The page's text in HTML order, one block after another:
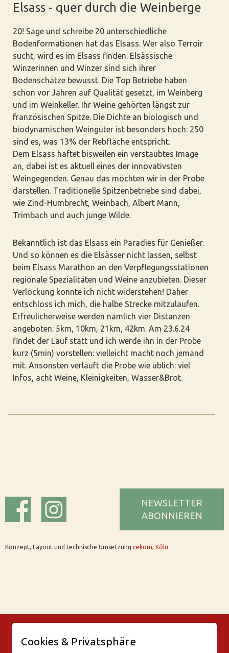
Elsass - quer durch die Weinberge
20! Sage und schreibe 20 unterschiedliche
Bodenformationen hat das Elsass. Wer also Terroir
sucht, wird es im Elsass finden. Elsässische
Winzerinnen und Winzer sind sich ihrer
Bodenschätze bewusst. Die Top Betriebe haben
schon vor Jahren auf Qualität gesetzt, im Weinberg
und im Weinkeller. Ihr Weine gehörten längst zur
französischen Spitze. Die Dichte an biologisch und
biodynamischen Weingüter ist besonders hoch: 250
sind es, was 13% der Rebfläche entspricht.
Dem Elsass haftet bisweilen ein verstaubtes Image
an, dabei ist es aktuell eines der innovativsten
Weingegenden. Genau das möchten wir in der Probe
darstellen. Traditionelle Spitzenbetriebe sind dabei,
wie Zind-Humbrecht, Weinbach, Albert Mann,
Trimbach und auch junge Wilde.
Bekanntlich ist das Elsass ein Paradies für Genießer.
Und so können es die Elsässer nicht lassen, selbst
beim Elsass Marathon an den Verpflegungsstationen
regionale Spezialitäten und Weine anzubieten. Dieser
Verlockung konnte ich nicht widerstehen! Daher
entschloss ich mich, die halbe Strecke mitzulaufen.
Erfreulicherweise werden nämlich vier Distanzen
angeboten: 5km, 10km, 21km, 42km. Am 23.6.24
findet der Lauf statt und ich werde ihn in der Probe
kurz (5min) vorstellen: vielleicht macht noch jemand
mit. Ansonsten verläuft die Probe wie üblich: viel
Infos, acht Weine, Kleinigkeiten, Wasser&Brot.
Konzept, Layout und technische Umsetzung cekom, Köln
NEWSLETTER
ABONNIEREN
Friesenwall 58
Cookies & Privatsphäre